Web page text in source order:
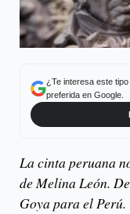
¿Te interesa este
preferida en Google.
La cinta peruana
de Melina León.
Goya para el Perú.